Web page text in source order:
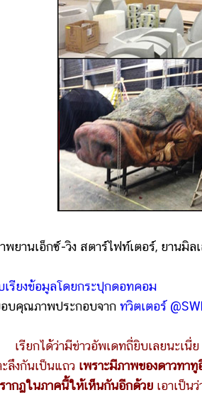
พยานเอ็กซ์-วิง สตาร์ไฟท์เตอร์, ยานมิ
เรียงข้อมูลโดยกระปุกดอทคอม
บคุณภาพประกอบจาก ทวิตเตอร์
เรียกได้ว่ามีข่าวอัพเดทถี่ยิบเลยนะเ
ลึงกันเป็นแถว เพราะมีภาพของดาวทา
ากฏในภาคนี้ให้เห็นกันอีกด้วย เอาเป็น